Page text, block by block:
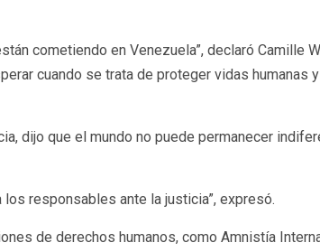
cometiendo en Venezuela”, declaró Camille
cuando se trata de proteger vidas humanas
dijo que el mundo no puede permanecer
responsables ante la justicia”, expresó.
de derechos humanos, como Amnistía